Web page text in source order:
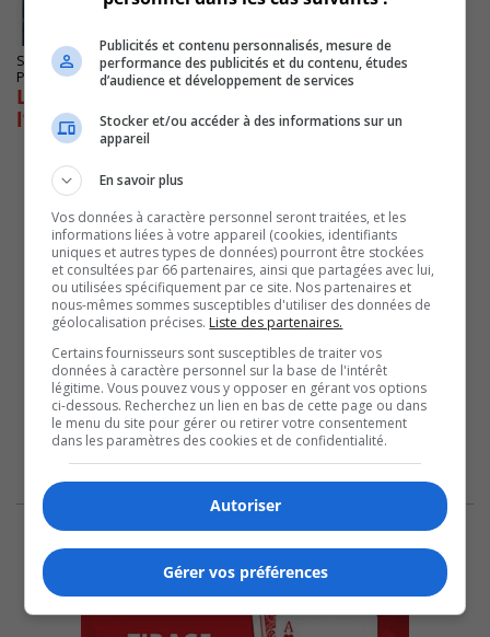
SAINT-CATHERINE
Publié le 22 novembre 2022 à 05h58
Les Dynamiques reviennent du Bol d’Or avec
l’argent
Publicités et contenu personnalisés, mesure de
performance des publicités et du contenu, études
d’audience et développement de services
Stocker et/ou accéder à des informations sur un
appareil
En savoir plus
Vos données à caractère personnel seront traitées, et les
informations liées à votre appareil (cookies, identifiants
uniques et autres types de données) pourront être stockées
et consultées par 66 partenaires, ainsi que partagées avec lui,
ou utilisées spécifiquement par ce site. Nos partenaires et
nous-mêmes sommes susceptibles d'utiliser des données de
géolocalisation précises. Liste des partenaires.
Certains fournisseurs sont susceptibles de traiter vos
données à caractère personnel sur la base de l'intérêt
légitime. Vous pouvez vous y opposer en gérant vos options
ci-dessous. Recherchez un lien en bas de cette page ou dans
le menu du site pour gérer ou retirer votre consentement
dans les paramètres des cookies et de confidentialité.
Autoriser
Gérer vos préférences